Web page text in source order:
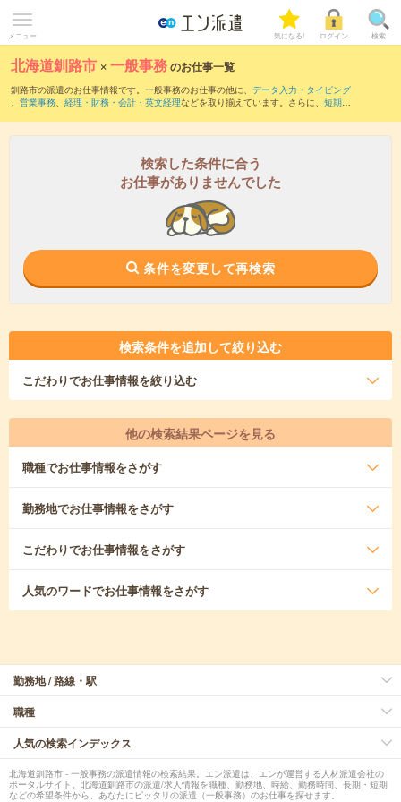
メニュー 気になる! ログイン 検索
北海道釧路市 ×一般事務のお仕事一覧
釧路市の派遣のお仕事情報です。一般事務のお仕事の他に、 データ入力・タイピング
、 営業事務、 経理・財務・会計・英文経理などを取り揃えています。さらに、 短期・
検索した条件に合う
お仕事がありませんでした
条件を変更して再検索
検索条件を追加して絞り込む
こだわりでお仕事情報を絞り込む
他の検索結果ページを見る
職種でお仕事情報をさがす
勤務地でお仕事情報をさがす
こだわりでお仕事情報をさがす
人気のワードでお仕事情報をさがす
勤務地 / 路線・駅
職種
人気の検索インデックス
北海道釧路市 - 一般事務の派遣情報の検索結果。エン派遣は、エンが運営する人材派遣会社の
ポータルサイト。北海道釧路市の派遣/求人情報を職種、勤務地、時給、勤務時間、長期・短期
などの希望条件から、あなたにピッタリの派遣（一般事務）のお仕事を探せます。